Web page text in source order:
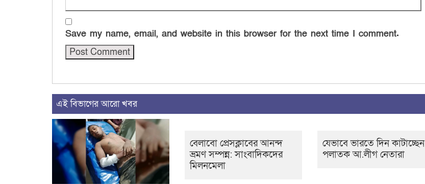
Save my name, email, and website in this browser for the next time I comment.
এই বিভাগের আরো খবর
বেলাবো প্রেসক্লাবের আনন্দ
ভ্রমণ সম্পন্ন: সাংবাদিকদের
মিলনমেলা
যেভাবে ভারতে দিন কাটাচ্ছেন
পলাতক আ.লীগ নেতারা